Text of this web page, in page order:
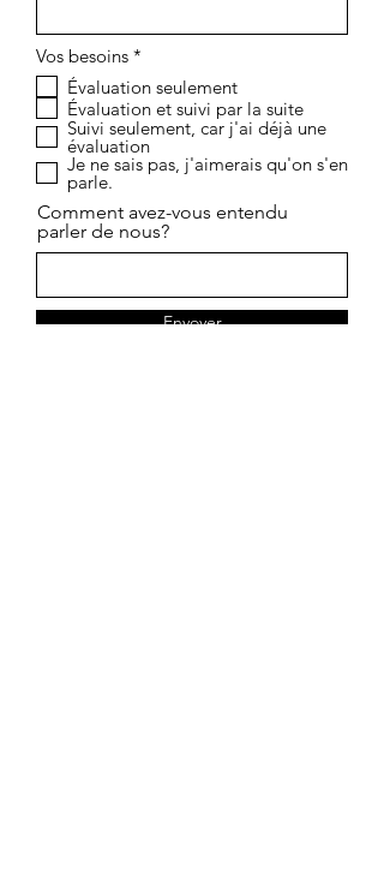
Vos besoins *
l
i
g
a
t
o
r
e
Évaluation seulement
Évaluation et suivi par la suite
Suivi seulement, car j'ai déjà une
évaluation
Je ne sais pas, j'aimerais qu'on s'en
parle.
Comment avez-vous entendu
parler de nous?
Envoyer